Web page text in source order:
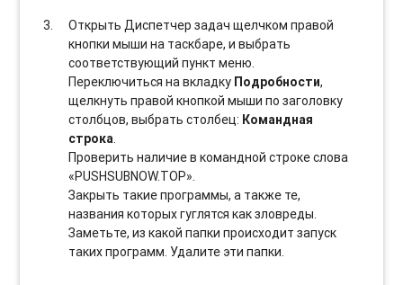
Открыть Диспетчер задач щелчком правой
кнопки мыши на таскбаре, и выбрать
соотвeтствующий пункт меню.
Переключиться на вкладку Подробности,
щелкнуть правой кнопкой мыши по заголовку
столбцов, выбрать столбец: Командная
строка.
Проверить наличие в командной строке слова
«PUSHSUBNOW.TOP».
Закрыть такие программы, а также те,
названия которых гуглятся как зловреды.
Заметьте, из какой папки происходит запуск
таких программ. Удалите эти папки.